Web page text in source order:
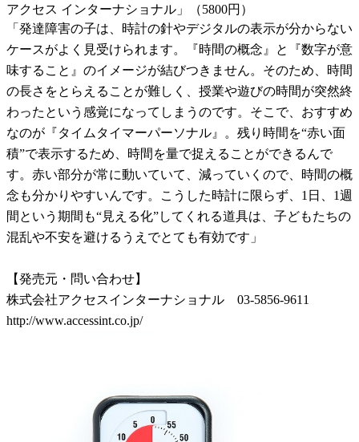
アクセス インターナショナル」（5800円）
「発達障害の子は、時計の針やデジタルの表示が分からない
ケースがよく見受けられます。『時間の概念』と『数字が意
味すること』のイメージが結びつきません。そのため、時間
の長さをとらえることが難しく、授業や遊びの時間が突然終
わったという感覚になってしまうのです。そこで、おすすめ
なのが『タイムタイマーパーソナル』。残り時間を“赤い面
積”で表示するため、時間を量で捉えることができるんで
す。赤い部分が常に動いていて、減っていくので、時間の概
念も分かりやすいんです。こうした時計に限らず、1日、1週
間という期間も“見える化”してくれる道具は、子どもたちの
混乱や不安を避けるうえでとても有効です」
【発売元・問い合わせ】
株式会社アクセスインターナショナル 03-5856-9611
http://www.accessint.co.jp/